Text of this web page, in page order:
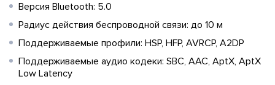
Версия Bluetooth: 5.0
Радиус действия беспроводной связи: до 10 м
Поддерживаемые профили: HSP, HFP, AVRCP, A2DP
Поддерживаемые аудио кодеки: SBC, AAC, AptX, AptX
Low Latency